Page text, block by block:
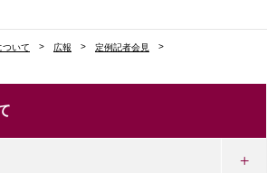
ついて 広報
定例記者会見